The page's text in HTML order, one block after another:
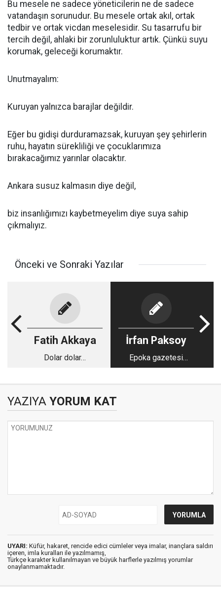
Bu mesele ne sadece yöneticilerin ne de sadece
vatandaşın sorunudur. Bu mesele ortak akıl, ortak
tedbir ve ortak vicdan meselesidir. Su tasarrufu bir
tercih değil, ahlaki bir zorunluluktur artık. Çünkü suyu
korumak, geleceği korumaktır.
Unutmayalım:
Kuruyan yalnızca barajlar değildir.
Eğer bu gidişi durduramazsak, kuruyan şey şehirlerin
ruhu, hayatın sürekliliği ve çocuklarımıza
bırakacağımız yarınlar olacaktır.
Ankara susuz kalmasın diye değil,
biz insanlığımızı kaybetmeyelim diye suya sahip
çıkmalıyız.
Önceki ve Sonraki Yazılar
Fatih Akkaya
Dolar dolar…
İrfan Paksoy
Epoka gazetesi
yazarının sorularına
YAZIYA YORUM KAT
UYARI: Küfür, hakaret, rencide edici cümleler veya imalar, inançlara saldırı
içeren, imla kuralları ile yazılmamış,
Türkçe karakter kullanılmayan ve büyük harflerle yazılmış yorumlar
onaylanmamaktadır.